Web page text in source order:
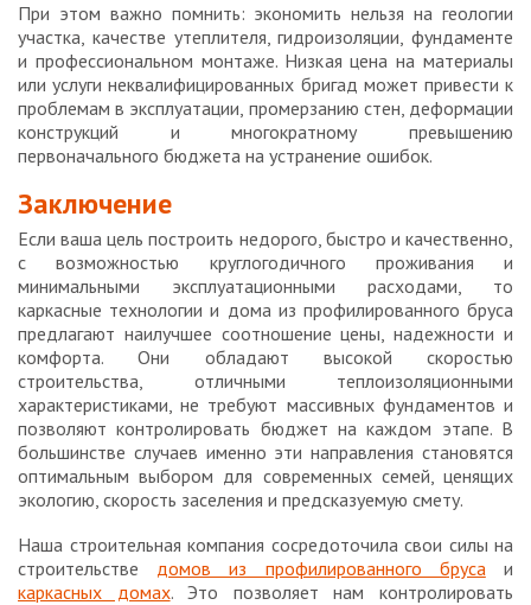
При этом важно помнить: экономить нельзя на геологии
участка, качестве утеплителя, гидроизоляции, фундаменте
и профессиональном монтаже. Низкая цена на материалы
или услуги неквалифицированных бригад может привести к
проблемам в эксплуатации, промерзанию стен, деформации
конструкций и многократному превышению
первоначального бюджета на устранение ошибок.
Заключение
Если ваша цель построить недорого, быстро и качественно,
с возможностью круглогодичного проживания и
минимальными эксплуатационными расходами, то
каркасные технологии и дома из профилированного бруса
предлагают наилучшее соотношение цены, надежности и
комфорта. Они обладают высокой скоростью
строительства, отличными теплоизоляционными
характеристиками, не требуют массивных фундаментов и
позволяют контролировать бюджет на каждом этапе. В
большинстве случаев именно эти направления становятся
оптимальным выбором для современных семей, ценящих
экологию, скорость заселения и предсказуемую смету.
Наша строительная компания сосредоточила свои силы на
строительстве домов из профилированного брусаи
каркасных домах. Это позволяет нам контролировать